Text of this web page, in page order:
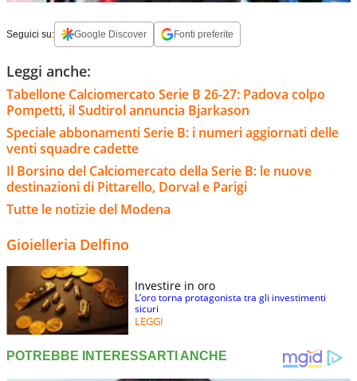
Seguici su: Google Discover Fonti preferite
Leggi anche:
Tabellone Calciomercato Serie B 26-27: Padova colpo
Pompetti, il Sudtirol annuncia Bjarkason
Speciale abbonamenti Serie B: i numeri aggiornati delle
venti squadre cadette
Il Borsino del Calciomercato della Serie B: le nuove
destinazioni di Pittarello, Dorval e Parigi
Tutte le notizie del Modena
Gioielleria Delfino
Investire in oro
L’oro torna protagonista tra gli investimenti
sicuri
LEGGI